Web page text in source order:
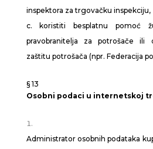
inspektora za trgovačku inspekciju,
c. koristiti besplatnu pomoć
pravobranitelja za potrošače ili
zaštitu potrošača (npr. Federacija
§ 13
Osobni podaci u internetskoj
Administrator osobnih podataka